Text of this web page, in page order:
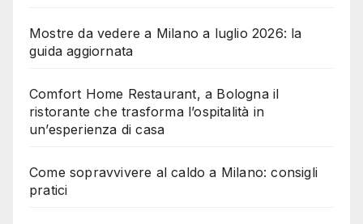
Mostre da vedere a Milano a luglio 2026: la
guida aggiornata
Comfort Home Restaurant, a Bologna il
ristorante che trasforma l’ospitalità in
un’esperienza di casa
Come sopravvivere al caldo a Milano: consigli
pratici